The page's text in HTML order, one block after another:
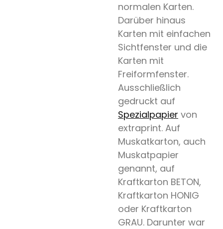
normalen Karten.
Darüber hinaus
Karten mit einfachen
Sichtfenster und die
Karten mit
Freiformfenster.
Ausschließlich
gedruckt auf
Spezialpapier von
extraprint. Auf
Muskatkarton, auch
Muskatpapier
genannt, auf
Kraftkarton BETON,
Kraftkarton HONIG
oder Kraftkarton
GRAU. Darunter war